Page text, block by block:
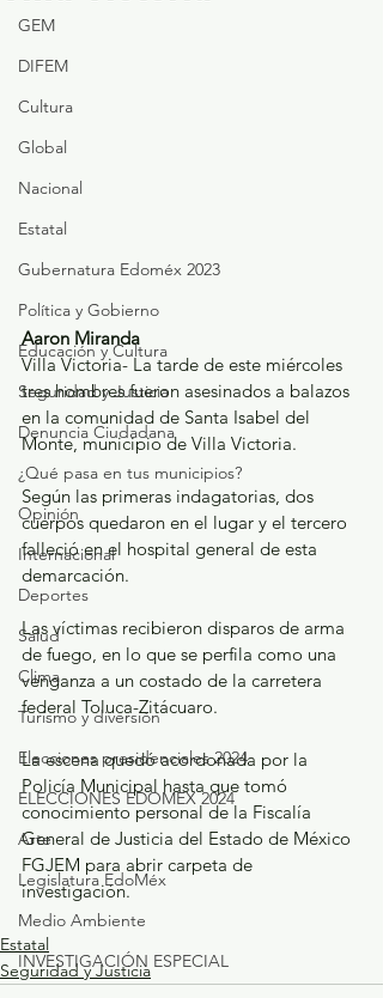
GEM
DIFEM
Cultura
Global
Nacional
Estatal
Gubernatura Edoméx 2023
Política y Gobierno
Educación y Cultura
Seguridad y Justicia
Denuncia Ciudadana
¿Qué pasa en tus municipios?
Opinión
Internacional
Deportes
Salud
Clima
Turismo y diversión
Elecciones presidenciales 2024
ELECCIONES EDOMEX 2024
Arte
Legislatura EdoMéx
Medio Ambiente
INVESTIGACIÓN ESPECIAL
Aaron Miranda
Villa Victoria- La tarde de este miércoles
tres hombres fueron asesinados a balazos
en la comunidad de Santa Isabel del
Monte, municipio de Villa Victoria.
Según las primeras indagatorias, dos
cuerpos quedaron en el lugar y el tercero
falleció en el hospital general de esta
demarcación.
Las víctimas recibieron disparos de arma
de fuego, en lo que se perfila como una
venganza a un costado de la carretera
federal Toluca-Zitácuaro.
La escena quedó acordonada por la
Policía Municipal hasta que tomó
conocimiento personal de la Fiscalía
General de Justicia del Estado de México
FGJEM para abrir carpeta de
investigación.
Estatal
Seguridad y Justicia